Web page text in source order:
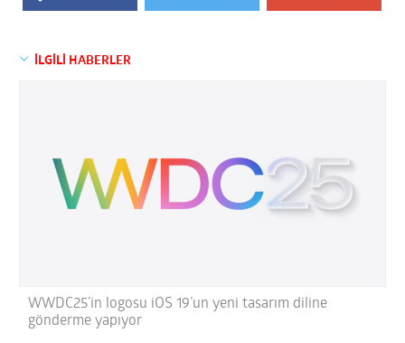
İLGİLİ HABERLER
WWDC25’in logosu iOS 19’un yeni tasarım diline
gönderme yapıyor